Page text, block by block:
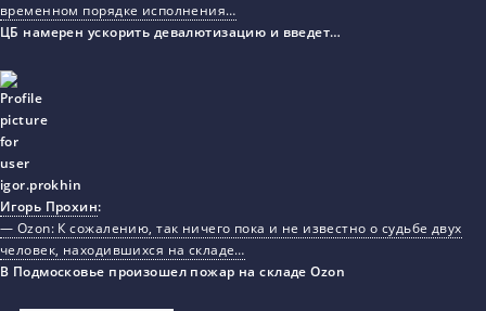
временном порядке исполнения…
ЦБ намерен ускорить девалютизацию и введет…
Игорь Прохин:
— Ozon: К сожалению, так ничего пока и не известно о судьбе двух
человек, находившихся на складе…
В Подмосковье произошел пожар на складе Ozon